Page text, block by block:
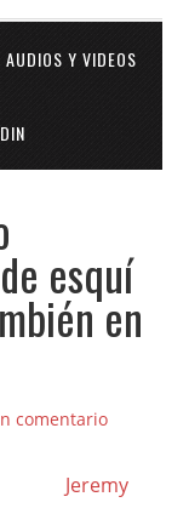
AUDIOS Y VIDEOS
esquí
en
comentario
Jeremy